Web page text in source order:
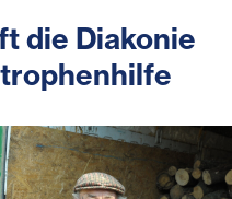
die Diakonie